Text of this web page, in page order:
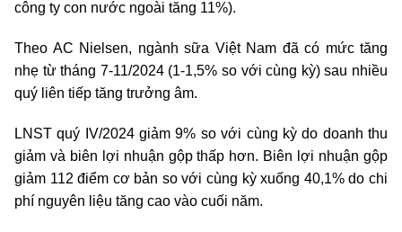
công ty con nước ngoài tăng 11%).
Theo AC Nielsen, ngành sữa Việt Nam đã có mức tăng
nhẹ từ tháng 7-11/2024 (1-1,5% so với cùng kỳ) sau nhiều
quý liên tiếp tăng trưởng âm.
LNST quý IV/2024 giảm 9% so với cùng kỳ do doanh thu
giảm và biên lợi nhuận gộp thấp hơn. Biên lợi nhuận gộp
giảm 112 điểm cơ bản so với cùng kỳ xuống 40,1% do chi
phí nguyên liệu tăng cao vào cuối năm.